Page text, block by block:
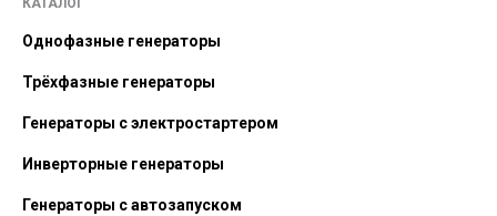
КАТАЛОГ
Однофазные генераторы
Трёхфазные генераторы
Генераторы с электростартером
Инверторные генераторы
Генераторы с автозапуском